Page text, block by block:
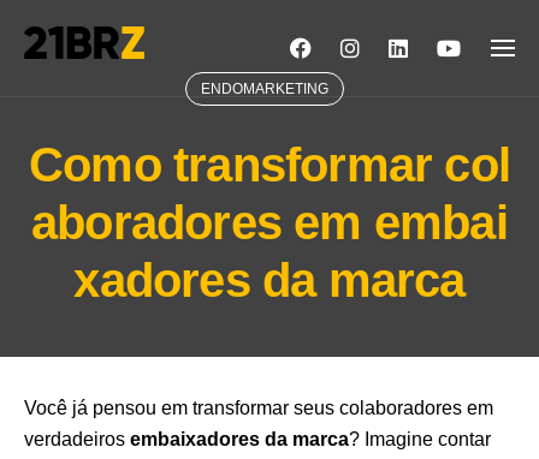
ENDOMARKETING
Como transformar col
aboradores em embai
xadores da marca
Você já pensou em transformar seus colaboradores em
verdadeiros embaixadores da marca? Imagine contar